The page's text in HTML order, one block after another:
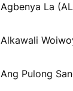
Agbenya La
Alkawali
Ang Pulong